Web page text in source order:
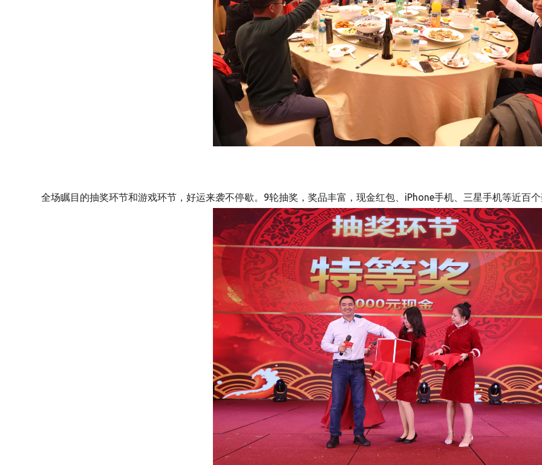
全场瞩目的抽奖环节和游戏环节，好运来袭不停歇。9轮抽奖，奖品丰富，现金红包、iPhone手机、三星手机等近百